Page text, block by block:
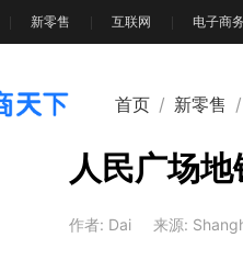
新零售 互联网 电子商务
首页 / 新零售 /
人民广场
作者: Dai 来源: